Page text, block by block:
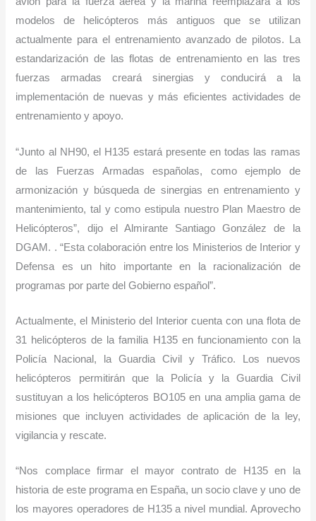
modelos de helicópteros más antiguos que se utilizan
actualmente para el entrenamiento avanzado de pilotos. La
estandarización de las flotas de entrenamiento en las tres
fuerzas armadas creará sinergias y conducirá a la
implementación de nuevas y más eficientes actividades de
entrenamiento y apoyo.
“Junto al NH90, el H135 estará presente en todas las ramas
de las Fuerzas Armadas españolas, como ejemplo de
armonización y búsqueda de sinergias en entrenamiento y
mantenimiento, tal y como estipula nuestro Plan Maestro de
Helicópteros”, dijo el Almirante Santiago González de la
DGAM. . “Esta colaboración entre los Ministerios de Interior y
Defensa es un hito importante en la racionalización de
programas por parte del Gobierno español”.
Actualmente, el Ministerio del Interior cuenta con una flota de
31 helicópteros de la familia H135 en funcionamiento con la
Policía Nacional, la Guardia Civil y Tráfico. Los nuevos
helicópteros permitirán que la Policía y la Guardia Civil
sustituyan a los helicópteros BO105 en una amplia gama de
misiones que incluyen actividades de aplicación de la ley,
vigilancia y rescate.
“Nos complace firmar el mayor contrato de H135 en la
historia de este programa en España, un socio clave y uno de
los mayores operadores de H135 a nivel mundial. Aprovecho